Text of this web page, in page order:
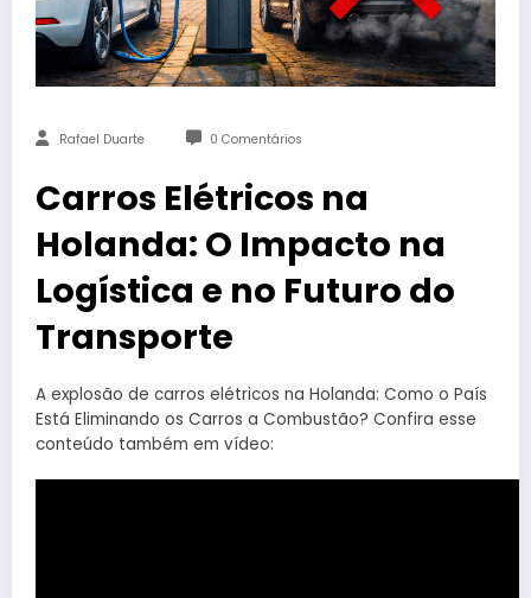
Rafael Duarte 0 Comentários
Carros Elétricos na
Holanda: O Impacto na
Logística e no Futuro do
Transporte
A explosão de carros elétricos na Holanda: Como o País
Está Eliminando os Carros a Combustão? Confira esse
conteúdo também em vídeo: